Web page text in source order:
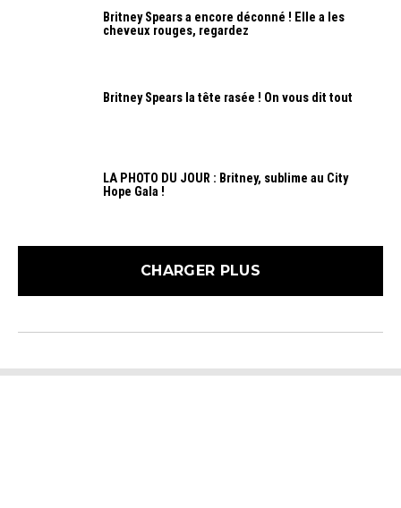
Britney Spears a encore déconné ! Elle a les
cheveux rouges, regardez
Britney Spears la tête rasée ! On vous dit tout
LA PHOTO DU JOUR : Britney, sublime au City
Hope Gala !
CHARGER PLUS